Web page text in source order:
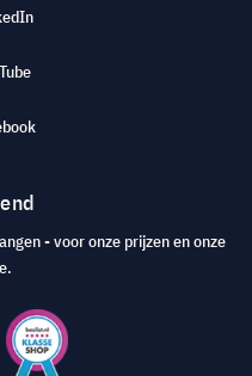
- voor onze prijzen en onze